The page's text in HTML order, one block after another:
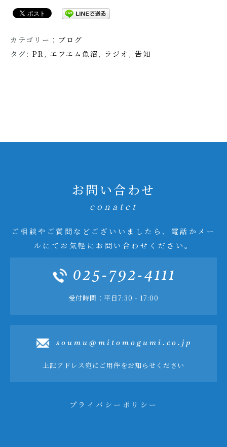
カテゴリー： ブログ
タグ: PR, エフエム魚沼 , ラジオ , 告知
お問い合わせ
conatct
ご相談やご質問などございいましたら、電話かメー
ルにてお気軽にお問い合わせください。
025-792-4111
受付時間：平日7:30 - 17:00
soumu@mitomogumi.co.jp
上記アドレス宛にご用件をお知らせください
プライバシーポリシー